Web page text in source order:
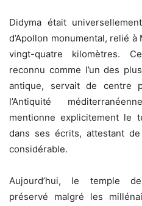
Didyma était
d’Apollon monumental, relié
vingt-quatre kilomètres.
reconnu comme l’un des
antique, servait de centre
l’Antiquité
mentionne explicitement le
dans ses écrits, attestant
considérable.
Aujourd’hui, le temple
préservé malgré les